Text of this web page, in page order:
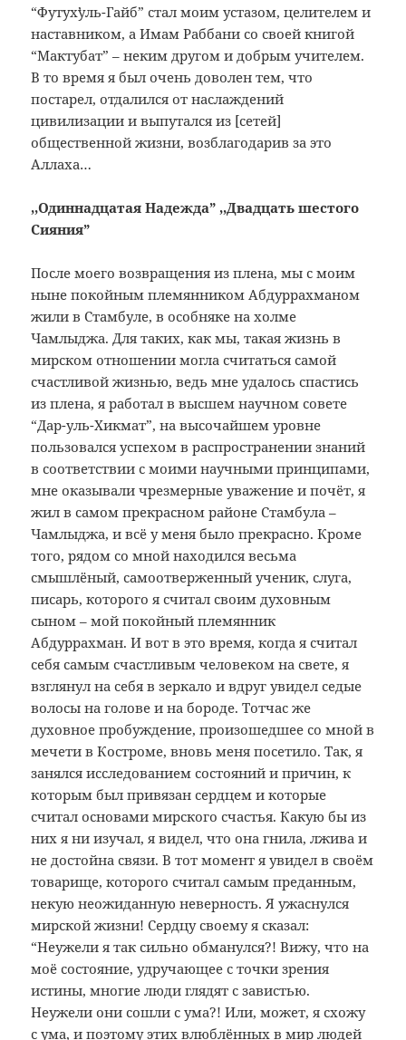
“Футухʼуль-Гайб” стал моим устазом, целителем и
наставником, а Имам Раббани со своей книгой
“Мактубат” – неким другом и добрым учителем.
В то время я был очень доволен тем, что
постарел, отдалился от наслаждений
цивилизации и выпутался из [сетей]
общественной жизни, возблагодарив за это
Аллаха…
,,Одиннадцатая Надежда” ,,Двадцать шестого
Сияния”
После моего возвращения из плена, мы с моим
ныне покойным племянником Абдуррахманом
жили в Стамбуле, в особняке на холме
Чамлыджа. Для таких, как мы, такая жизнь в
мирском отношении могла считаться самой
счастливой жизнью, ведь мне удалось спастись
из плена, я работал в высшем научном совете
“Дар-уль-Хикмат”, на высочайшем уровне
пользовался успехом в распространении знаний
в соответствии с моими научными принципами,
мне оказывали чрезмерные уважение и почёт, я
жил в самом прекрасном районе Стамбула –
Чамлыджа, и всё у меня было прекрасно. Кроме
того, рядом со мной находился весьма
смышлёный, самоотверженный ученик, слуга,
писарь, которого я считал своим духовным
сыном – мой покойный племянник
Абдуррахман. И вот в это время, когда я считал
себя самым счастливым человеком на свете, я
взглянул на себя в зеркало и вдруг увидел седые
волосы на голове и на бороде. Тотчас же
духовное пробуждение, произошедшее со мной в
мечети в Костроме, вновь меня посетило. Так, я
занялся исследованием состояний и причин, к
которым был привязан сердцем и которые
считал основами мирского счастья. Какую бы из
них я ни изучал, я видел, что она гнила, лжива и
не достойна связи. В тот момент я увидел в своём
товарище, которого считал самым преданным,
некую неожиданную неверность. Я ужаснулся
мирской жизни! Сердцу своему я сказал:
“Неужели я так сильно обманулся?! Вижу, что на
моё состояние, удручающее с точки зрения
истины, многие люди глядят с завистью.
Неужели они сошли с ума?! Или, может, я схожу
с ума, и поэтому этих влюблённых в мир людей